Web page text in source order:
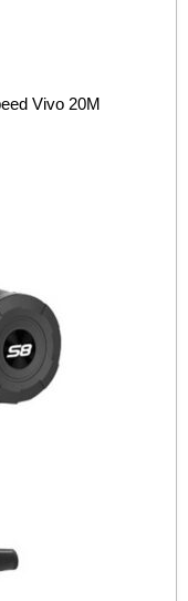
Vivo 20M